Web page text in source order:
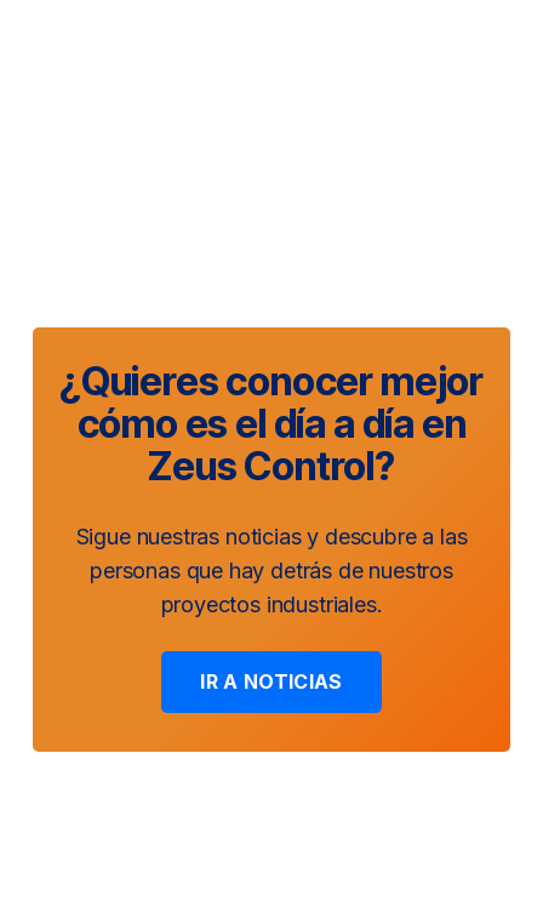
¿Quieres conocer mejor
cómo es el día a día en
Zeus Control?
Sigue nuestras noticias y descubre a las
personas que hay detrás de nuestros
proyectos industriales.
IR A NOTICIAS